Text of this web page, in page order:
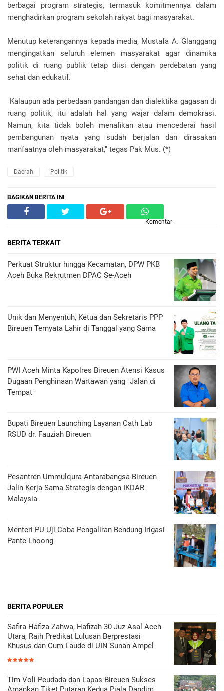
berbagai program strategis, termasuk komitmennya dalam
menghadirkan program sekolah rakyat bagi masyarakat.
Menutup keterangannya kepada media, Mustafa A. Glanggang
mengingatkan seluruh elemen masyarakat agar dinamika
politik di ruang publik tetap diisi dengan perdebatan yang
sehat dan edukatif.
"Kalaupun ada perbedaan pandangan dan dialektika gagasan di
ruang politik, itu adalah hal yang wajar dalam demokrasi.
Namun, kita tidak boleh menafikan atau mencederai hasil
pembangunan nyata yang sudah berjalan dan dirasakan
manfaatnya oleh masyarakat," tegas Pak Mus. (*)
Daerah Politik
BAGIKAN BERITA INI
Komentar
BERITA TERKAIT
Perkuat Struktur hingga Kecamatan, DPW PKB
Aceh Buka Rekrutmen DPAC Se-Aceh
Unik dan Menyentuh, Ketua dan Sekretaris PPP
Bireuen Ternyata Lahir di Tanggal yang Sama
PWI Aceh Minta Kapolres Bireuen Atensi Kasus
Dugaan Penghinaan Wartawan yang "Jalan di
Tempat"
Bupati Bireuen Launching Layanan Cath Lab
RSUD dr. Fauziah Bireuen
Pesantren Ummulqura Antarabangsa Bireuen
Jalin Kerja Sama Strategis dengan IKDAR
Malaysia
Menteri PU Uji Coba Pengaliran Bendung Irigasi
Pante Lhoong
BERITA POPULER
Safira Hafiza Zahwa, Hafizah 30 Juz Asal Aceh
Utara, Raih Predikat Lulusan Berprestasi
Khusus dan Cum Laude di UIN Sunan Ampel
Tim Voli Peudada dan Lapas Bireuen Sukses